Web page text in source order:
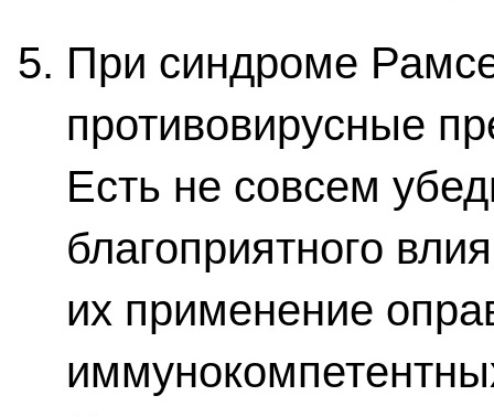
При синдроме
противовирусные
Есть не совсем
благоприятного
их применение